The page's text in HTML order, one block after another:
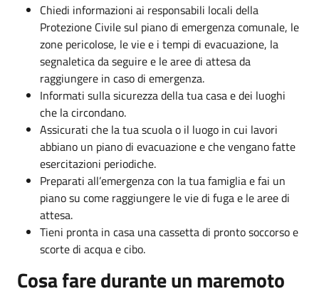
Chiedi informazioni ai responsabili locali della
Protezione Civile sul piano di emergenza comunale, le
zone pericolose, le vie e i tempi di evacuazione, la
segnaletica da seguire e le aree di attesa da
raggiungere in caso di emergenza.
Informati sulla sicurezza della tua casa e dei luoghi
che la circondano.
Assicurati che la tua scuola o il luogo in cui lavori
abbiano un piano di evacuazione e che vengano fatte
esercitazioni periodiche.
Preparati all’emergenza con la tua famiglia e fai un
piano su come raggiungere le vie di fuga e le aree di
attesa.
Tieni pronta in casa una cassetta di pronto soccorso e
scorte di acqua e cibo.
Cosa fare durante un maremoto